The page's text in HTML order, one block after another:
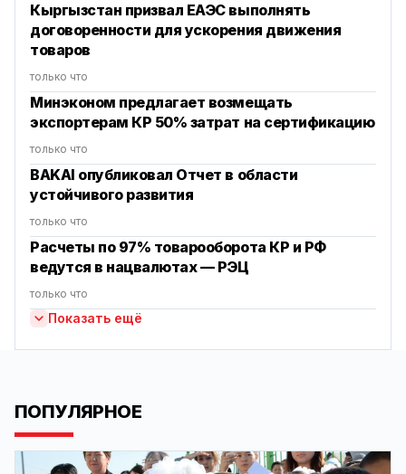
Кыргызстан призвал ЕАЭС выполнять
договоренности для ускорения движения
товаров
только что
Минэконом предлагает возмещать
экспортерам КР 50% затрат на сертификацию
только что
BAKAI опубликовал Отчет в области
устойчивого развития
только что
Расчеты по 97% товарооборота КР и РФ
ведутся в нацвалютах — РЭЦ
только что
Показать ещё
ПОПУЛЯРНОЕ